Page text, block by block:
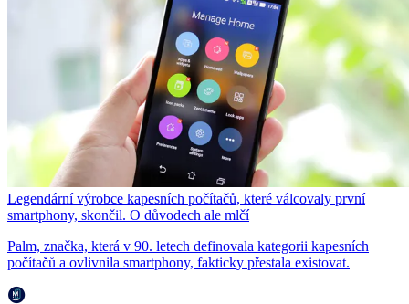
Legendární výrobce kapesních počítačů, které válcovaly první
smartphony, skončil. O důvodech ale mlčí
Palm, značka, která v 90. letech definovala kategorii kapesních
počítačů a ovlivnila smartphony, fakticky přestala existovat.